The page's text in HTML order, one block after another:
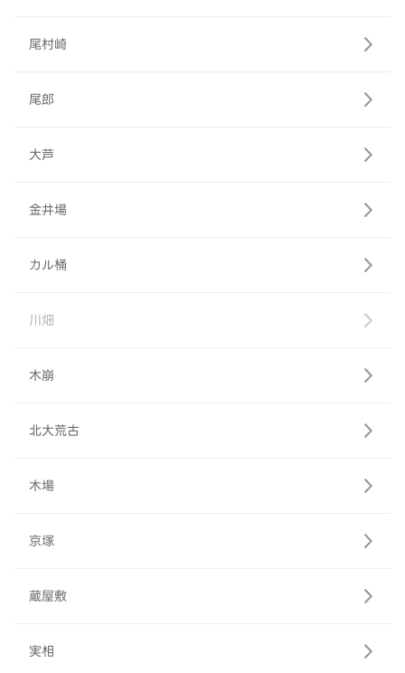
尾村崎
尾郎
大芦
金井場
カル桶
川畑
木崩
北大荒古
木場
京塚
蔵屋敷
実相